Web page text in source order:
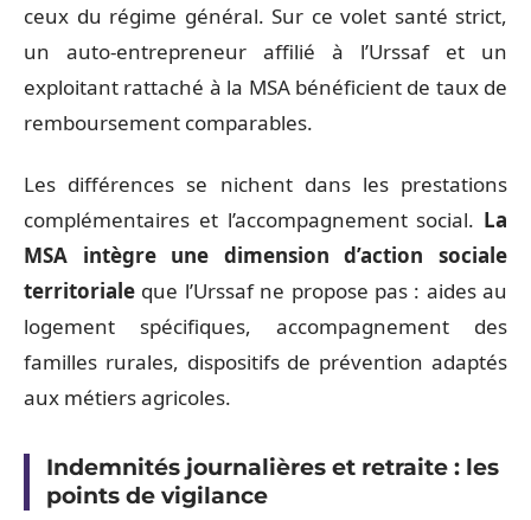
ceux du régime général. Sur ce volet santé strict,
un auto-entrepreneur affilié à l’Urssaf et un
exploitant rattaché à la MSA bénéficient de taux de
remboursement comparables.
Les différences se nichent dans les prestations
complémentaires et l’accompagnement social. La
MSA intègre une dimension d’action sociale
territoriale que l’Urssaf ne propose pas : aides au
logement spécifiques, accompagnement des
familles rurales, dispositifs de prévention adaptés
aux métiers agricoles.
Indemnités journalières et retraite : les
points de vigilance